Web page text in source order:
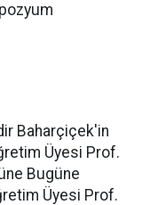
Baharçiçek'in
Üyesi Prof.
Bugüne
Üyesi Prof.